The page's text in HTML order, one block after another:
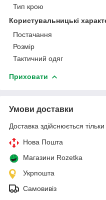
Тип крою
Користувальницькі
Постачання
Розмір
Тактичний одяг
Приховати
Умови доставки
Доставка здійснюється
Нова Пошта
Магазини Rozetka
Укрпошта
Самовивіз